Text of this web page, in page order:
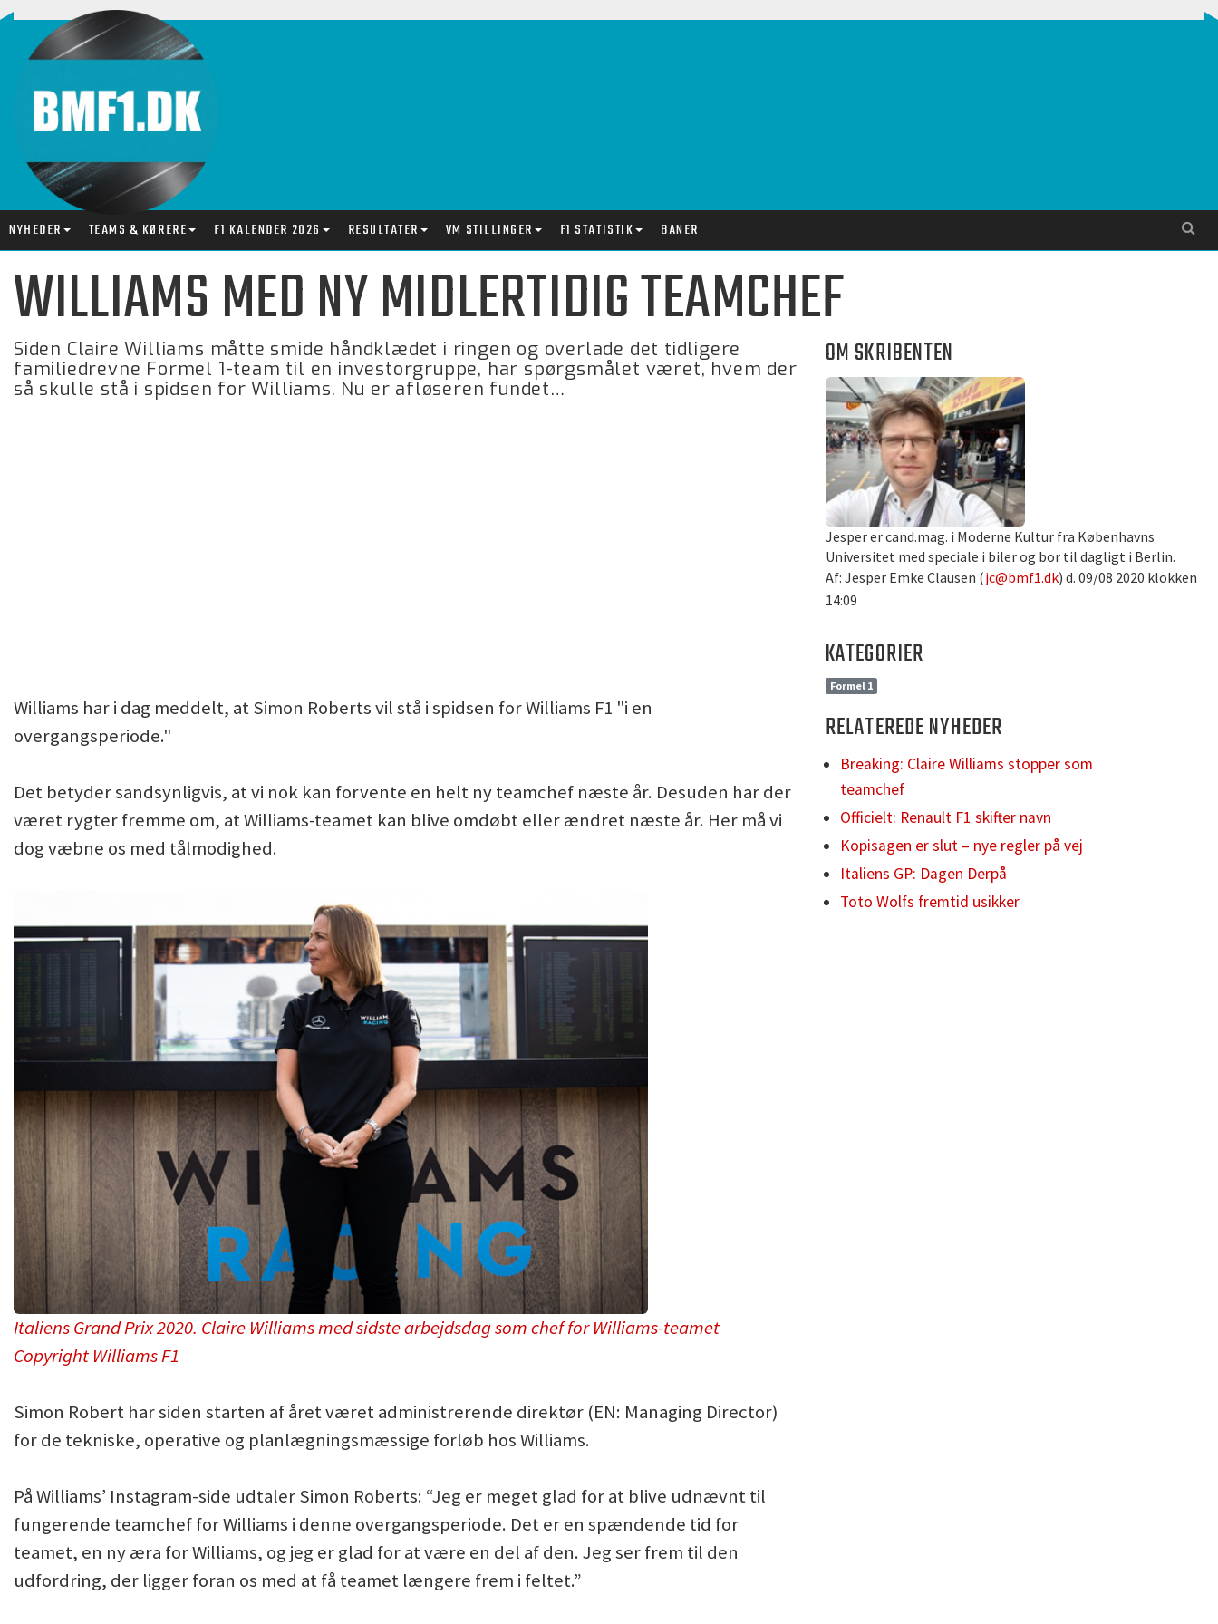
NYHEDER TEAMS & KØRERE F1 KALENDER 2026 RESULTATER VM STILLINGER F1 STATISTIK BANER
WILLIAMS MED NY MIDLERTIDIG TEAMCHEF
Siden Claire Williams måtte smide håndklædet i ringen og overlade det tidligere
familiedrevne Formel 1-team til en investorgruppe, har spørgsmålet været, hvem der
så skulle stå i spidsen for Williams. Nu er afløseren fundet…
OM SKRIBENTEN
Jesper er cand.mag. i Moderne Kultur fra Københavns
Universitet med speciale i biler og bor til dagligt i Berlin.
Af: Jesper Emke Clausen (jc@bmf1.dk) d. 09/08 2020 klokken
14:09
KATEGORIER
Formel 1
Williams har i dag meddelt, at Simon Roberts vil stå i spidsen for Williams F1 "i en
overgangsperiode."
Det betyder sandsynligvis, at vi nok kan forvente en helt ny teamchef næste år. Desuden har der
været rygter fremme om, at Williams-teamet kan blive omdøbt eller ændret næste år. Her må vi
dog væbne os med tålmodighed.
Italiens Grand Prix 2020. Claire Williams med sidste arbejdsdag som chef for Williams-teamet
Copyright Williams F1
Simon Robert har siden starten af året været administrerende direktør (EN: Managing Director)
for de tekniske, operative og planlægningsmæssige forløb hos Williams.
På Williams’ Instagram-side udtaler Simon Roberts: “Jeg er meget glad for at blive udnævnt til
fungerende teamchef for Williams i denne overgangsperiode. Det er en spændende tid for
teamet, en ny æra for Williams, og jeg er glad for at være en del af den. Jeg ser frem til den
udfordring, der ligger foran os med at få teamet længere frem i feltet.”
RELATEREDE NYHEDER
Breaking: Claire Williams stopper som
teamchef
Officielt: Renault F1 skifter navn
Kopisagen er slut – nye regler på vej
Italiens GP: Dagen Derpå
Toto Wolfs fremtid usikker